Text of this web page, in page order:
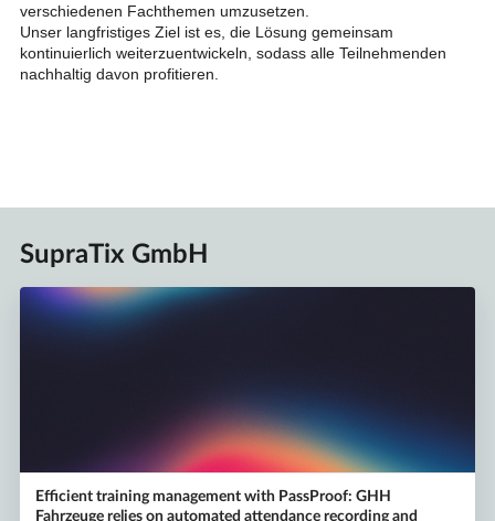
verschiedenen Fachthemen umzusetzen.
Unser langfristiges Ziel ist es, die Lösung gemeinsam
kontinuierlich weiterzuentwickeln, sodass alle Teilnehmenden
nachhaltig davon profitieren.
SupraTix GmbH
Efficient training management with PassProof: GHH
Fahrzeuge relies on automated attendance recording and